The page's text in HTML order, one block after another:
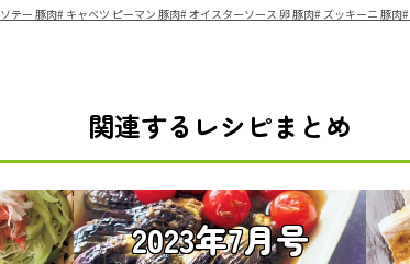
ソテー 豚肉# キャベツ ピーマン 豚肉#オイスターソース 卵 豚肉# ズッキーニ 豚肉#
関連するレシピまとめ
2023年7月号